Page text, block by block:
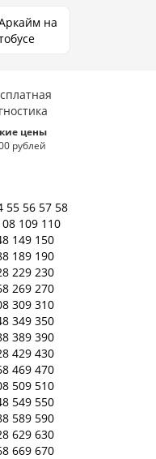
цены
рублей
55 56 57 58
109 110
149 150
189 190
229 230
269 270
309 310
349 350
389 390
429 430
469 470
509 510
549 550
589 590
629 630
669 670